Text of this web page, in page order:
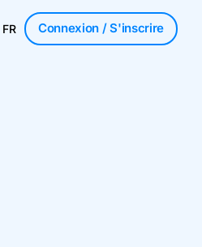
FR Connexion / S'inscrire